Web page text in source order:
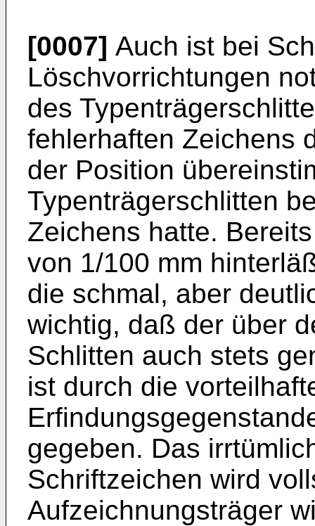
[0007] Auch ist bei
Löschvorrichtungen
des
fehlerhaften Zeichens
der Position
Typenträgerschlitten
Zeichens hatte.
von 1/100 mm
die schmal, aber
wichtig, daß der über
Schlitten auch stets
ist durch die
gegeben. Das
Schriftzeichen wird
Aufzeichnungsträger